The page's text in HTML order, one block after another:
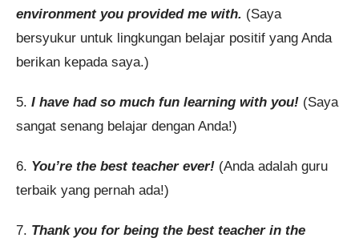
environment you provided me with. (Saya
bersyukur untuk lingkungan belajar positif yang Anda
berikan kepada saya.)
5. I have had so much fun learning with you! (Saya
sangat senang belajar dengan Anda!)
6. You’re the best teacher ever! (Anda adalah guru
terbaik yang pernah ada!)
7. Thank you for being the best teacher in the